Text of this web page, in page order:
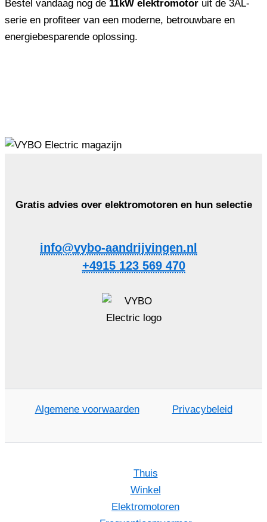
Bestel vandaag nog de 11kW elektromotor uit de 3AL-
serie en profiteer van een moderne, betrouwbare en
energiebesparende oplossing.
Gratis advies over elektromotoren en hun selectie
info@vybo-aandrijvingen.nl
+4915 123 569 470
Algemene voorwaarden Privacybeleid
Thuis
Winkel
Elektromotoren